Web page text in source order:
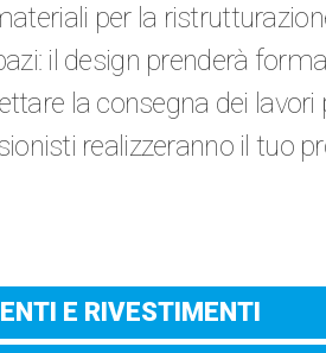
per la
il design prenderà
la consegna dei
realizzeranno il tuo
E RIVESTIMENTI